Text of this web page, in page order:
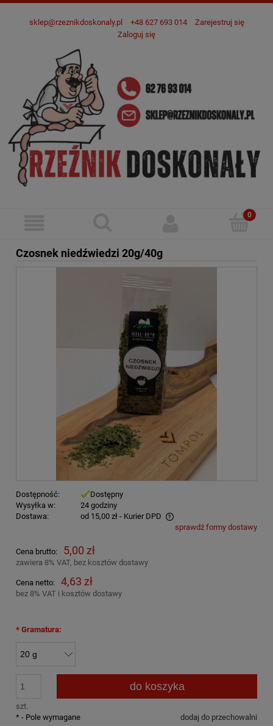
sklep@rzeznikdoskonaly.pl +48 627 693 014
Zarejestruj się
Zaloguj się
Czosnek niedźwiedzi 20g/40g
Dostępność:
Dostępny
Wysyłka w:
24 godziny
Dostawa:
od 15,00 zł - Kurier DPD
Cena nie zawiera ewentualnych kosztów płatnościsprawdź formy dostawy
Cena brutto: 5,00 zł
zawiera 8% VAT, bez kosztów dostawy
Cena netto: 4,63 zł
bez 8% VAT i kosztów dostawy
* Gramatura:
szt.
do koszyka
dodaj do przechowalni
* - Pole wymagane